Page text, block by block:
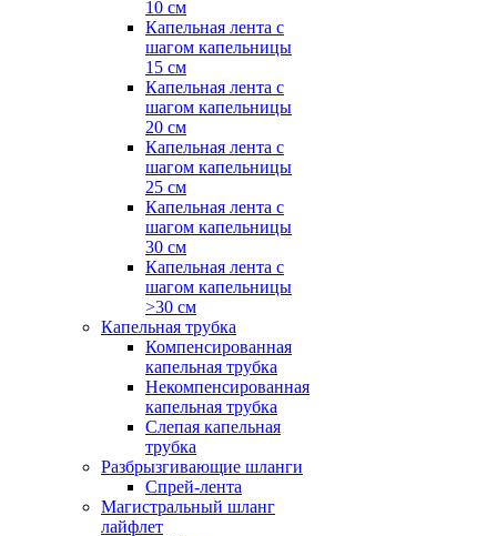
10 см
Капельная лента с
шагом капельницы
15 см
Капельная лента с
шагом капельницы
20 см
Капельная лента с
шагом капельницы
25 см
Капельная лента с
шагом капельницы
30 см
Капельная лента с
шагом капельницы
>30 см
Капельная трубка
Компенсированная
капельная трубка
Некомпенсированная
капельная трубка
Слепая капельная
трубка
Разбрызгивающие шланги
Спрей-лента
Магистральный шланг
лайфлет